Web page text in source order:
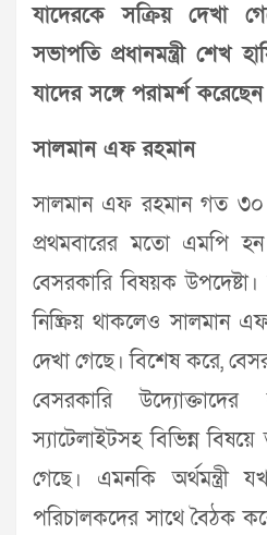
যাদেরকে সক্রিয় দেখা
সভাপতি প্রধানমন্ত্রী শেখ
যাদের সঙ্গে পরামর্শ
সালমান এফ রহমান
সালমান এফ রহমান গত ৩০
প্রথমবারের মতো এমপি হন
বেসরকারি বিষয়ক উপদেষ্টা।
নিষ্ক্রিয় থাকলেও সালমান
দেখা গেছে। বিশেষ করে,
বেসরকারি উদ্যোক্তাদের
স্যাটেলাইটসহ বিভিন্ন
গেছে। এমনকি অর্থমন্ত্রী
পরিচালকদের সাথে বৈঠক